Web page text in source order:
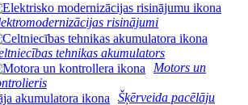
risinājumi
tehnikas akumulators
Motors un
Šķērveida pacēlāju